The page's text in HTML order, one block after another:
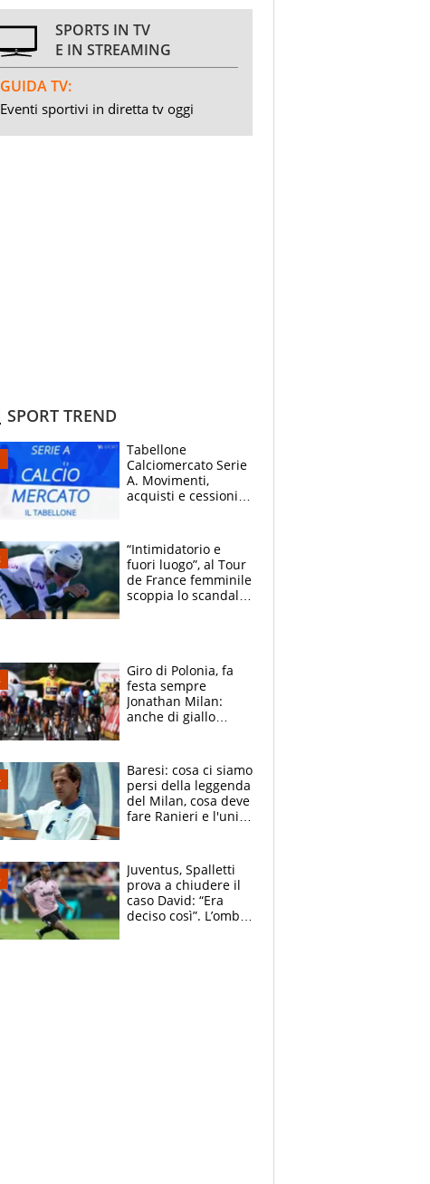
SPORTS IN TV
E IN STREAMING
GUIDA TV:
Eventi sportivi in diretta tv oggi
SPORT TREND
Tabellone
Calciomercato Serie
A. Movimenti,
acquisti e cessioni:
“Intimidatorio e
fuori luogo”, al Tour
de France femminile
scoppia lo scandalo:
Giro di Polonia, fa
festa sempre
Jonathan Milan:
anche di giallo
Malucelli, terzo)
Baresi: cosa ci siamo
persi della leggenda
del Milan, cosa deve
fare Ranieri e l'unico
Juventus, Spalletti
prova a chiudere il
caso David: “Era
deciso così”. L’ombra